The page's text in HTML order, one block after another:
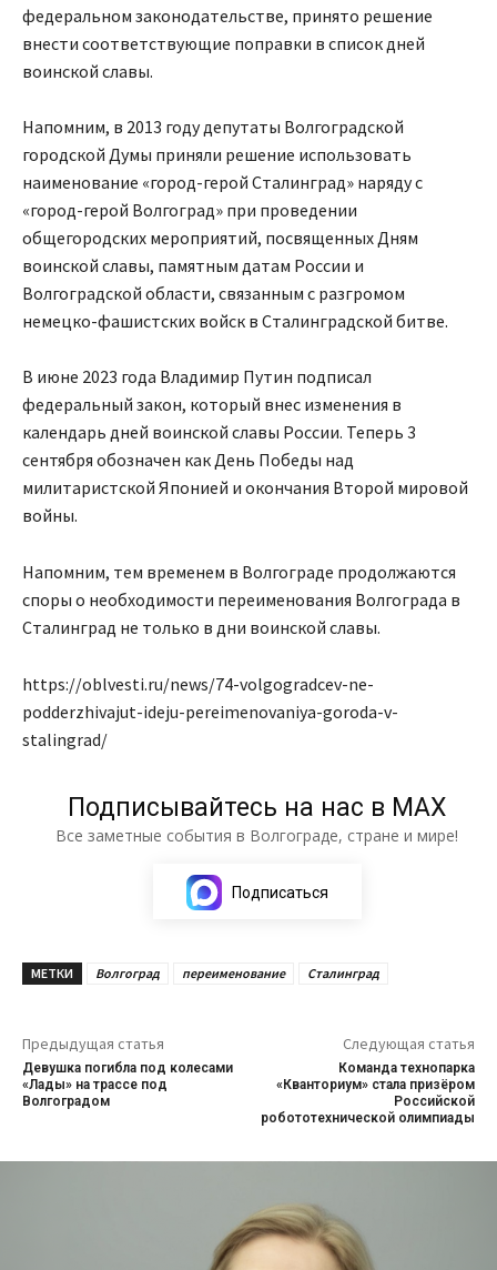
федеральном законодательстве, принято решение
внести соответствующие поправки в список дней
воинской славы.
Напомним, в 2013 году депутаты Волгоградской
городской Думы приняли решение использовать
наименование «город-герой Сталинград» наряду с
«город-герой Волгоград» при проведении
общегородских мероприятий, посвященных Дням
воинской славы, памятным датам России и
Волгоградской области, связанным с разгромом
немецко-фашистских войск в Сталинградской битве.
В июне 2023 года Владимир Путин подписал
федеральный закон, который внес изменения в
календарь дней воинской славы России. Теперь 3
сентября обозначен как День Победы над
милитаристской Японией и окончания Второй мировой
войны.
Напомним, тем временем в Волгограде продолжаются
споры о необходимости переименования Волгограда в
Сталинград не только в дни воинской славы.
https://oblvesti.ru/news/74-volgogradcev-ne-
podderzhivajut-ideju-pereimenovaniya-goroda-v-
stalingrad/
Подписывайтесь на нас в МАХ
Все заметные события в Волгограде, стране и мире!
Подписаться
МЕТКИ Волгоград переименование Сталинград
Предыдущая статья
Девушка погибла под колесами
«Лады» на трассе под
Волгоградом
Следующая статья
Команда технопарка
«Кванториум» стала призёром
Российской
робототехнической олимпиады